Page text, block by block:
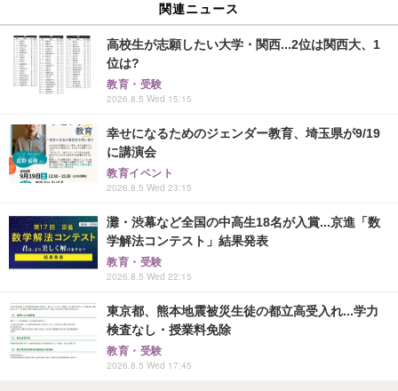
関連ニュース
高校生が志願したい大学・関西...2位は関西大、1
位は?
教育・受験
2026.8.5 Wed 15:15
幸せになるためのジェンダー教育、埼玉県が9/19
に講演会
教育イベント
2026.8.5 Wed 23:15
灘・渋幕など全国の中高生18名が入賞...京進「数
学解法コンテスト」結果発表
教育・受験
2026.8.5 Wed 22:15
東京都、熊本地震被災生徒の都立高受入れ...学力
検査なし・授業料免除
教育・受験
2026.8.5 Wed 17:45